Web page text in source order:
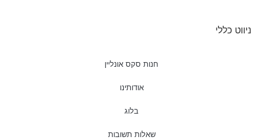
ניווט כללי
חנות סקס אונליין
אודותינו
בלוג
שאלות תשובות